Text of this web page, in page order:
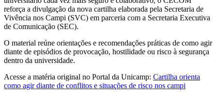
reforça a divulgação da nova cartilha elaborada pela Secretaria de
Vivência nos Campi (SVC) em parceria com a Secretaria Executiva
de Comunicação (SEC).
O material reúne orientações e recomendações práticas de como agir
diante de episódios de provocação, hostilidade ou risco à segurança
dentro da universidade.
Acesse a matéria original no Portal da Unicamp: Cartilha orienta
como agir diante de conflitos e situações de risco nos campi